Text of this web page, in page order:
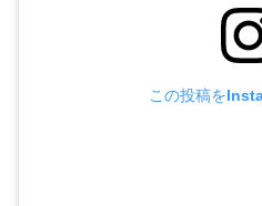
この投稿を